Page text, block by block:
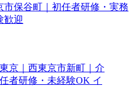
市保谷町｜初任者研修・実務
歓迎